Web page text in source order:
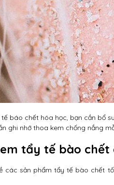
báo chết hóa học, bạn cần bổ
ghi nhớ thoa kem chống nắng
tẩy tế bào
các sản phẩm tẩy tế bào chết